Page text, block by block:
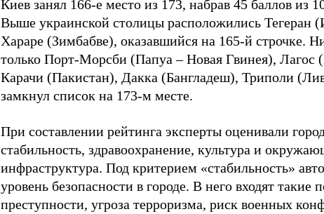
Киев занял 166-е место из 173, набрав 45 баллов из
Выше украинской столицы расположились Тегеран
Хараре (Зимбабве), оказавшийся на 165-й строчке.
только Порт-Морсби (Папуа – Новая Гвинея),
Карачи (Пакистан), Дакка (Бангладеш), Триполи
замкнул список на 173-м месте.
При составлении рейтинга эксперты оценивали
стабильность, здравоохранение, культура и
инфраструктура. Под критерием «стабильность»
уровень безопасности в городе. В него входят такие
преступности, угроза терроризма, риск военных